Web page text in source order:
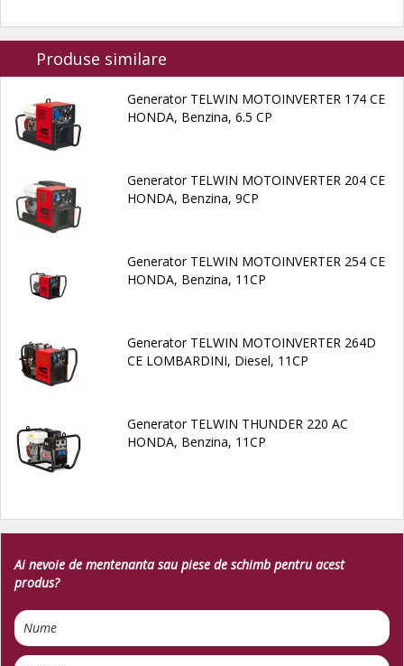
Produse similare
Generator TELWIN MOTOINVERTER 174 CE
HONDA, Benzina, 6.5 CP
Generator TELWIN MOTOINVERTER 204 CE
HONDA, Benzina, 9CP
Generator TELWIN MOTOINVERTER 254 CE
HONDA, Benzina, 11CP
Generator TELWIN MOTOINVERTER 264D
CE LOMBARDINI, Diesel, 11CP
Generator TELWIN THUNDER 220 AC
HONDA, Benzina, 11CP
Ai nevoie de mentenanta sau piese de schimb pentru acest
produs?